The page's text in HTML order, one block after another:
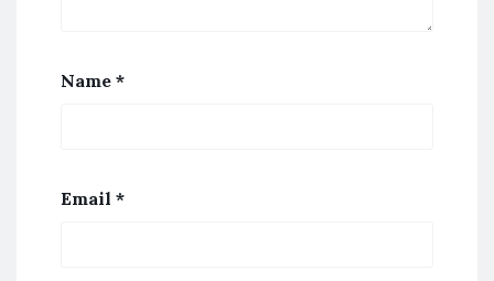
Name *
Email *